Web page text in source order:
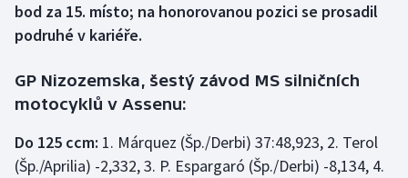
Gymnastika
Jezdectví
Judo
bod za 15. místo; na honorovanou pozici se prosadil
podruhé v kariéře.
GP Nizozemska, šestý závod MS silničních
motocyklů v Assenu:
Do 125 ccm: 1. Márquez (Šp./Derbi) 37:48,923, 2. Terol
(Šp./Aprilia) -2,332, 3. P. Espargaró (Šp./Derbi) -8,134, 4.